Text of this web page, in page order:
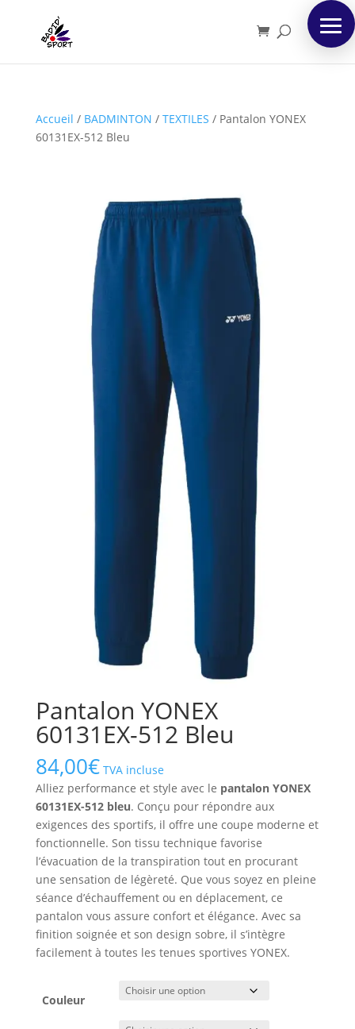
Accueil / BADMINTON / TEXTILES / Pantalon YONEX
60131EX-512 Bleu
Pantalon YONEX
60131EX-512 Bleu
84,00€ TVA incluse
Alliez performance et style avec le pantalon YONEX
60131EX-512 bleu. Conçu pour répondre aux
exigences des sportifs, il offre une coupe moderne et
fonctionnelle. Son tissu technique favorise
l’évacuation de la transpiration tout en procurant
une sensation de légèreté. Que vous soyez en pleine
séance d’échauffement ou en déplacement, ce
pantalon vous assure confort et élégance. Avec sa
finition soignée et son design sobre, il s’intègre
facilement à toutes les tenues sportives YONEX.
Couleur